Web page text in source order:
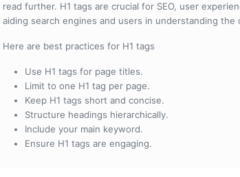
read further. H1 tags are crucial for SEO, user
aiding search engines and users in understanding the
Here are best practices for H1 tags
Use H1 tags for page titles.
Limit to one H1 tag per page.
Keep H1 tags short and concise.
Structure headings hierarchically.
Include your main keyword.
Ensure H1 tags are engaging.